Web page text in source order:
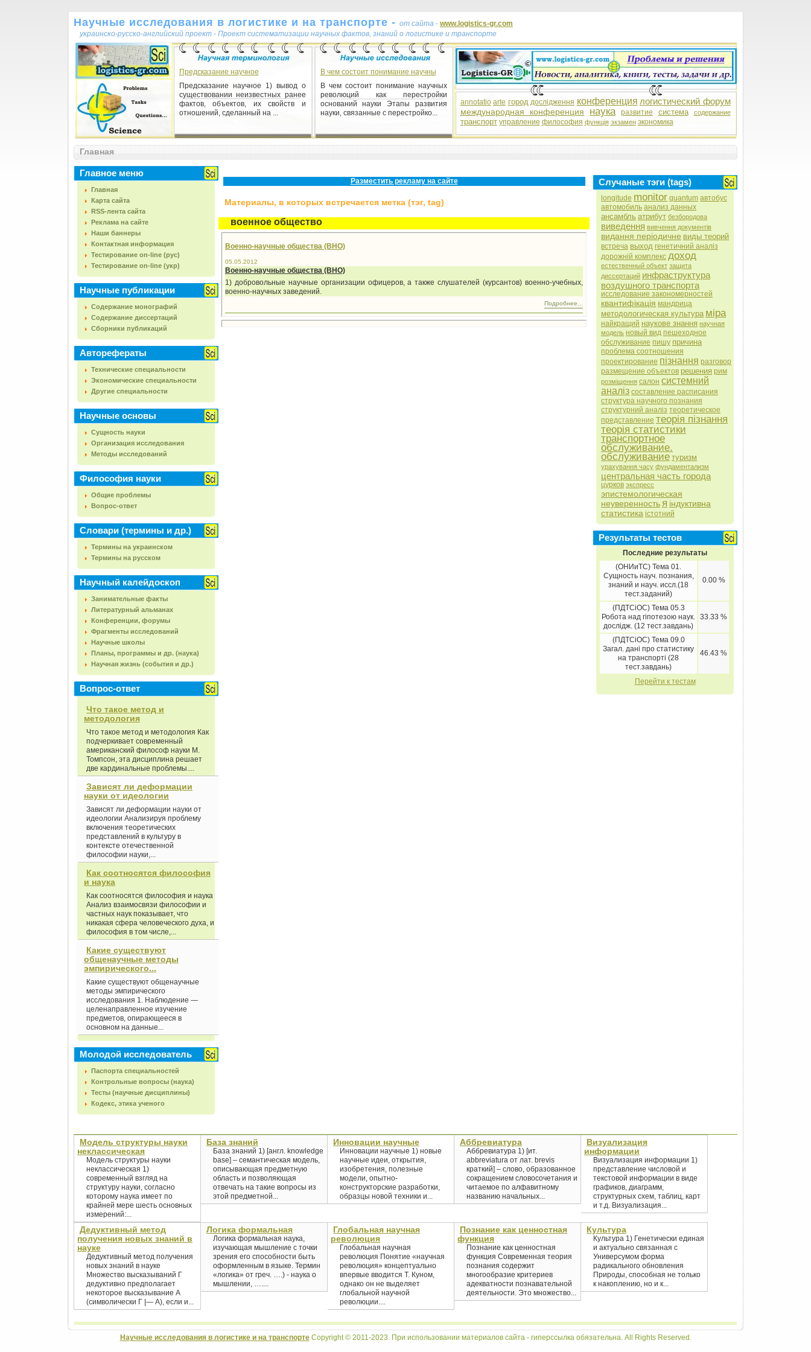
Научные исследования в логистике и на транспорте - от сайта - www.logistics-gr.com
украинско-русско-английский проект - Проект систематизации научных фактов, знаний о логистике и транспорте
Предсказание научное
Предсказание научное 1) вывод о
существовании неизвестных ранее
фактов, объектов, их свойств и
отношений, сделанный на ...
Выборка пространственная
значение переменной для разных
единиц в данный момент времени...
В чем состоит понимание научны
В чем состоит понимание научных
революций как перестройки
оснований науки Этапы развития
науки, связанные с перестройко...
annotatio arte город дослідження конференция логистический форум
международная конференция наука развитие система содержание
транспорт управление философия функція экзамен экономика
Главная
Главное меню
Главная
Карта сайта
RSS-лента сайта
Реклама на сайте
Наши баннеры
Контактная информация
Тестирование on-line (рус)
Тестирование on-line (укр)
Научные публикации
Содержание монографий
Содержание диссертаций
Сборники публикаций
Авторефераты
Технические специальности
Экономические специальности
Другие специальности
Научные основы
Сущность науки
Организация исследования
Методы исследований
Философия науки
Общие проблемы
Вопрос-ответ
Словари (термины и др.)
Термины на украинском
Термины на русском
Научный калейдоскоп
Занимательные факты
Литературный альманах
Конференции, форумы
Фрагменты исследований
Научные школы
Планы, программы и др. (наука)
Научная жизнь (события и др.)
Вопрос-ответ
Что такое метод и
методология
Что такое метод и методология Как
подчеркивает современный
американский философ науки М.
Томпсон, эта дисциплина решает
две кардинальные проблемы....
Зависят ли деформации
науки от идеологии
Зависят ли деформации науки от
идеологии Анализируя проблему
включения теоретических
представлений в культуру в
контексте отечественной
философии науки,...
Как соотносятся философия
и наука
Как соотносятся философия и наука
Анализ взаимосвязи философии и
частных наук показывает, что
никакая сфера человеческого духа, и
философия в том числе,...
Какие существуют
общенаучные методы
эмпирического...
Какие существуют общенаучные
методы эмпирического
исследования 1. Наблюдение —
целенаправленное изучение
предметов, опирающееся в
основном на данные...
Молодой исследователь
Паспорта специальностей
Контрольные вопросы (наука)
Тесты (научные дисциплины)
Кодекс, этика ученого
Разместить рекламу на сайте
Материалы, в которых встречается метка (тэг, tag)
военное общество
Военно-научные общества (ВНО)
05.05.2012
Военно-научные общества (ВНО)
1) добровольные научные организации офицеров, а также слушателей (курсантов) военно-учебных,
военно-научных заведений.
Подробнее...
Случаные тэги (tags)
longitude monitor quantum автобус
автомобиль анализ данных
ансамбль атрибут безбородова
виведення вивчення документів
видання періодичне виды теорий
встреча выход генетичний аналіз
дорожній комплекс доход
естественный объект защита
диссертаций инфраструктура
воздушного транспорта
исследование закономерностей
квантифікація мандрица
методологическая культура міра
найкращий наукове знання научная
модель новый вид пешеходное
обслуживание пишу причина
проблема соотношения
проектирование пізнання разговор
размещение объектов решения рим
розміщення салон системний
аналіз составление расписания
структура научного познания
структурний аналіз теоретическое
представление теорія пізнання
теорія статистики
транспортное
обслуживание.
обслуживание туризм
урахування часу фундаментализм
центральная часть города
цурков экспресс
эпистемологическая
неуверенностья індуктивна
статистика істотний
Результаты тестов
Последние результаты
(ОНИиТС) Тема 01.
Сущность науч. познания,
знаний и науч. иссл.(18
тест.заданий)
0.00 %
(ПДТСіОС) Тема 05.3
Робота над гіпотезою наук.
дослідж. (12 тест.завдань)
33.33 %
(ПДТСіОС) Тема 09.0
Загал. дані про статистику
на транспорті (28
тест.завдань)
46.43 %
Перейти к тестам
Модель структуры науки
неклассическая
Модель структуры науки
неклассическая 1)
современный взгляд на
структуру науки, согласно
которому наука имеет по
крайней мере шесть основных
измерений:...
База знаний
База знаний 1) [англ. knowledge
base] – семантическая модель,
описывающая предметную
область и позволяющая
отвечать на такие вопросы из
этой предметной...
Инновации научные
Инновации научные 1) новые
научные идеи, открытия,
изобретения, полезные
модели, опытно-
конструкторские разработки,
образцы новой техники и...
Аббревиатура
Аббревиатура 1) [ит.
abbreviatura от лат. brevis
краткий] – слово, образованное
сокращением словосочетания и
читаемое по алфавитному
названию начальных...
Визуализация
информации
Визуализация информации 1)
представление числовой и
текстовой информации в виде
графиков, диаграмм,
структурных схем, таблиц, карт
и т.д. Визуализация...
Дедуктивный метод
получения новых знаний в
науке
Дедуктивный метод получения
новых знаний в науке
Множество высказываний Г
дедуктивно предполагает
некоторое высказывание А
(символически Г |— А), если и...
Логика формальная
Логика формальная наука,
изучающая мышление с точки
зрения его способности быть
оформленным в языке. Термин
«логика» от греч. ….) - наука о
мышлении, …....
Глобальная научная
революция
Глобальная научная
революция Понятие «научная
революция» концептуально
впервые вводится Т. Куном,
однако он не выделяет
глобальной научной
революции....
Познание как ценностная
функция
Познание как ценностная
функция Современная теория
познания содержит
многообразие критериев
адекватности познавательной
деятельности. Это множество...
Культура
Культура 1) Генетически единая
и актуально связанная с
Универсумом форма
радикального обновления
Природы, способная не только
к накоплению, но и к...
Научные исследования в логистике и на транспортеCopyright © 2011-2023. При использовании материалов сайта - гиперссылка обязательна. All Rights Reserved.